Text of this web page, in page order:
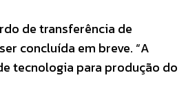
de transferência de
concluída em breve. “A
tecnologia para produção do